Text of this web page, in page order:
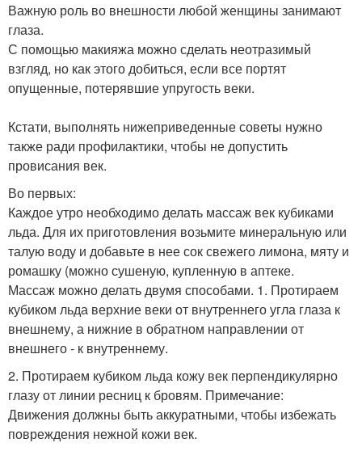
Важную роль во внешности любой женщины занимают
глаза.
С помощью макияжа можно сделать неотразимый
взгляд, но как этого добиться, если все портят
опущенные, потерявшие упругость веки.
Кстати, выполнять нижеприведенные советы нужно
также ради профилактики, чтобы не допустить
провисания век.
Во первых:
Каждое утро необходимо делать массаж век кубиками
льда. Для их приготовления возьмите минеральную или
талую воду и добавьте в нее сок свежего лимона, мяту и
ромашку (можно сушеную, купленную в аптеке.
Массаж можно делать двумя способами. 1. Протираем
кубиком льда верхние веки от внутреннего угла глаза к
внешнему, а нижние в обратном направлении от
внешнего - к внутреннему.
2. Протираем кубиком льда кожу век перпендикулярно
глазу от линии ресниц к бровям. Примечание:
Движения должны быть аккуратными, чтобы избежать
повреждения нежной кожи век.